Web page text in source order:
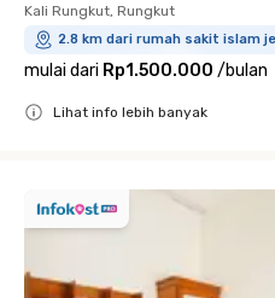
Kali Rungkut, Rungkut
2.8 km dari rumah sakit islam
mulai dari Rp1.500.000 /bulan
Lihat info lebih banyak